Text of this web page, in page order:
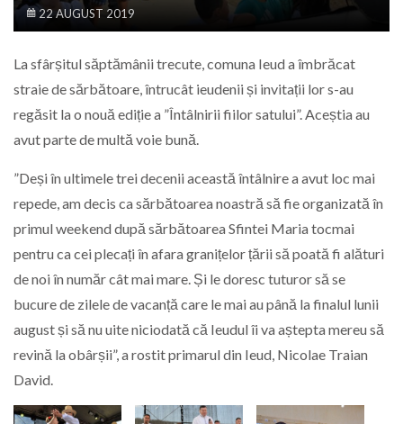
22 AUGUST 2019
La sfârșitul săptămânii trecute, comuna Ieud a îmbrăcat
straie de sărbătoare, întrucât ieudenii și invitații lor s-au
regăsit la o nouă ediție a ”Întâlnirii fiilor satului”. Aceștia au
avut parte de multă voie bună.
”Deși în ultimele trei decenii această întâlnire a avut loc mai
repede, am decis ca sărbătoarea noastră să fie organizată în
primul weekend după sărbătoarea Sfintei Maria tocmai
pentru ca cei plecați în afara granițelor țării să poată fi alături
de noi în număr cât mai mare. Și le doresc tuturor să se
bucure de zilele de vacanță care le mai au până la finalul lunii
august și să nu uite niciodată că Ieudul îi va aștepta mereu să
revină la obârșii”, a rostit primarul din Ieud, Nicolae Traian
David.